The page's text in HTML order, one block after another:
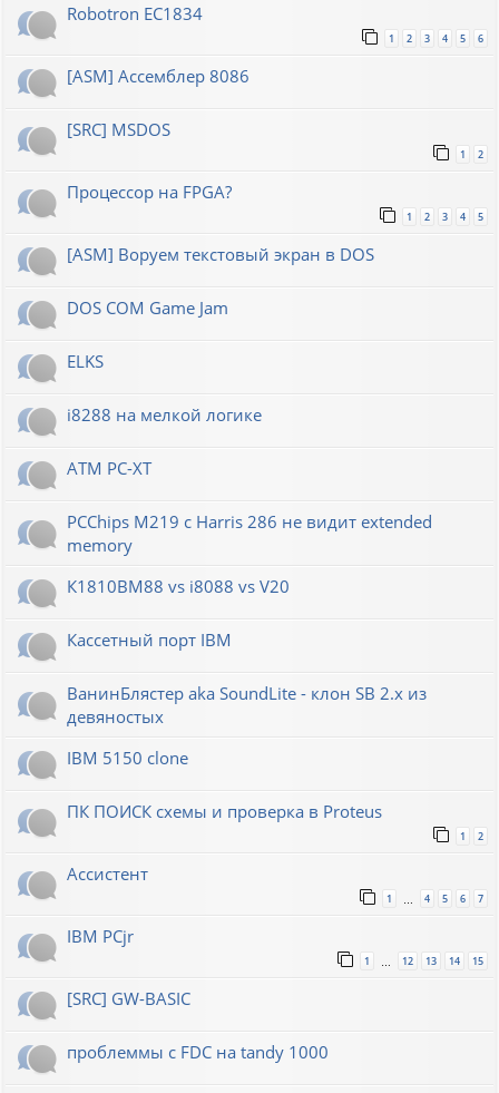
Robotron EC1834
1 2 3 4 5 6
[ASM] Ассемблер 8086
[SRC] MSDOS
1 2
Процессор на FPGA?
1 2 3 4 5
[ASM] Воруем текстовый экран в DOS
DOS COM Game Jam
ELKS
i8288 на мелкой логике
ATM PC-XT
PCChips M219 с Harris 286 не видит extended
memory
К1810ВМ88 vs i8088 vs V20
Кассетный порт IBM
ВанинБлястер aka SoundLite - клон SB 2.x из
девяностых
IBM 5150 clone
ПК ПОИСК схемы и проверка в Proteus
1 2
Ассистент
1 … 4 5 6 7
IBM PCjr
1 … 12 13 14 15
[SRC] GW-BASIC
проблеммы с FDC на tandy 1000